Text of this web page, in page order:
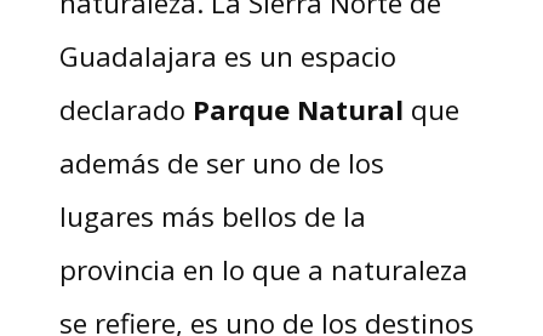
Guadalajara es un espacio
declarado Parque Natural que
además de ser uno de los
lugares más bellos de la
provincia en lo que a naturaleza
se refiere, es uno de los destinos